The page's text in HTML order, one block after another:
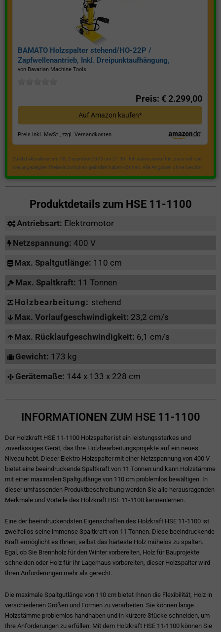
BAMATO Holzspalter stehend/HO-22P /
Zapfwellenantrieb, Inkl. Dreipunktaufhängung,
Spaltkraft 22 Tonnen*
von Bavarian Machine Tools
Preis: € 2.299,00
Auf Amazon kaufen*
Preis inkl. MwSt., zzgl. Versandkosten
Zuletzt aktualisiert am 18. Dezember 2023 um 21:50 . Ich weise darauf hin, dass sich die
hier angezeigten Preise inzwischen geändert haben können. Alle Angaben ohne Gewähr.
Produktdetails zum HSE 11-1100
Antriebsart: Elektromotor
Netzspannung: 400 V
Max. Spaltgutlänge: 110 cm
Max. Spaltkraft: 11 Tonnen
Holzbearbeitung: stehend
Max. Vorlaufgeschwindigkeit: 23,2 cm/s
Max. Rücklaufgeschwindigkeit: 6,1 cm/s
Gewicht: 173 kg
Gerätemaße: 144 x 133 x 228 cm
INFORMATIONEN ZUM HSE 11-1100
Der Holzkraft HSE 11-1100 Holzspalter ist ein leistungsstarkes und
zuverlässiges Gerät, das Ihre Holzbearbeitungsprojekte auf ein neues
Niveau hebt. Dieser Elektro-Holzspalter mit einer Netzspannung von 400 V
bietet eine beeindruckende Spaltkraft von 11 Tonnen und kann Holzstämme
mit einer maximalen Spaltgutlänge von 110 cm problemlos bewältigen. In
dieser umfassenden Produktbeschreibung werden Sie alle herausragenden
Merkmale und Vorteile des Holzkraft HSE 11-1100 kennenlernen.
Eine der beeindruckendsten Eigenschaften des Holzkraft HSE 11-1100 ist
zweifellos seine immense Spaltkraft von 11 Tonnen. Diese beeindruckende
Kraft ermöglicht es Ihnen, selbst das härteste Holz mühelos zu spalten.
Egal, ob Sie Brennholz für den Winter vorbereiten, Holz für Bauprojekte
schneiden oder Holz für Ihr Lagerhaus vorbereiten, dieser Holzspalter wird
Ihren Anforderungen mehr als gerecht.
Die maximale Spaltgutlänge von 110 cm bietet Ihnen die Flexibilität, Holz in
verschiedenen Größen und Formen zu verarbeiten. Sie können lange
Holzstämme problemlos handhaben und in kürzere Stücke schneiden, um
Ihre Anforderungen zu erfüllen. Mit dem Holzkraft HSE 11-1100 können Sie